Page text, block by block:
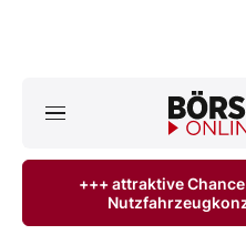
ktuelle Ausgabe
+++ attraktive